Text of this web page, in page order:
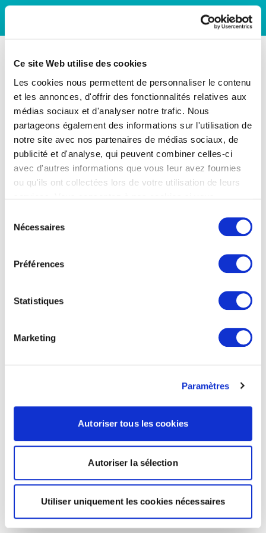
Ce site Web utilise des cookies
Les cookies nous permettent de personnaliser le contenu
et les annonces, d'offrir des fonctionnalités relatives aux
médias sociaux et d'analyser notre trafic. Nous
partageons également des informations sur l'utilisation de
notre site avec nos partenaires de médias sociaux, de
publicité et d'analyse, qui peuvent combiner celles-ci
avec d'autres informations que vous leur avez fournies
ou qu'ils ont collectées lors de votre utilisation de leurs
Nécessaires
Préférences
Statistiques
Marketing
Paramètres
Autoriser tous les cookies
Autoriser la sélection
Utiliser uniquement les cookies nécessaires